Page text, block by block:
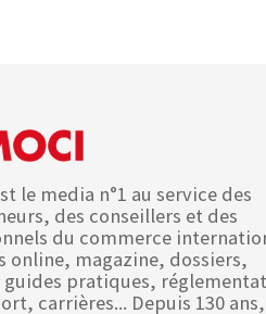
le media n°1 au service des
des conseillers et des
du commerce
online, magazine, dossiers,
guides pratiques,
carrières... Depuis 130